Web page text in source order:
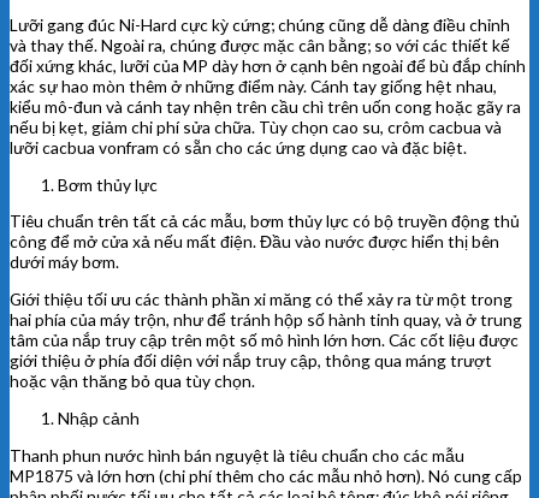
Lưỡi gang đúc Ni-Hard cực kỳ cứng; chúng cũng dễ dàng điều chỉnh
và thay thế. Ngoài ra, chúng được mặc cân bằng; so với các thiết kế
đối xứng khác, lưỡi của MP dày hơn ở cạnh bên ngoài để bù đắp chính
xác sự hao mòn thêm ở những điểm này. Cánh tay giống hệt nhau,
kiểu mô-đun và cánh tay nhện trên cầu chì trên uốn cong hoặc gãy ra
nếu bị kẹt, giảm chi phí sửa chữa. Tùy chọn cao su, crôm cacbua và
lưỡi cacbua vonfram có sẵn cho các ứng dụng cao và đặc biệt.
Bơm thủy lực
Tiêu chuẩn trên tất cả các mẫu, bơm thủy lực có bộ truyền động thủ
công để mở cửa xả nếu mất điện. Đầu vào nước được hiển thị bên
dưới máy bơm.
Giới thiệu tối ưu các thành phần xi măng có thể xảy ra từ một trong
hai phía của máy trộn, như để tránh hộp số hành tinh quay, và ở trung
tâm của nắp truy cập trên một số mô hình lớn hơn. Các cốt liệu được
giới thiệu ở phía đối diện với nắp truy cập, thông qua máng trượt
hoặc vận thăng bỏ qua tùy chọn.
Nhập cảnh
Thanh phun nước hình bán nguyệt là tiêu chuẩn cho các mẫu
MP1875 và lớn hơn (chi phí thêm cho các mẫu nhỏ hơn). Nó cung cấp